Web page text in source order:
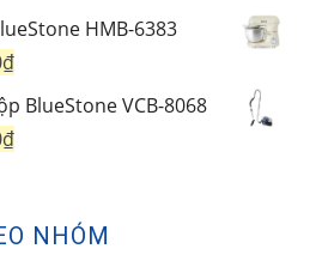
1,180,000₫.HMB-6383
₫Giá
hiện
tại
BlueStone VCB-8068
₫Giá
là: NHÓM